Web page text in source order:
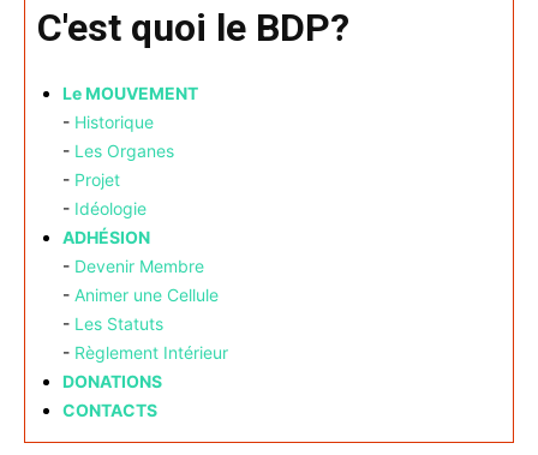
C'est quoi le BDP?
Le MOUVEMENT
- Historique
- Les Organes
- Projet
- Idéologie
ADHÉSION
- Devenir Membre
- Animer une Cellule
- Les Statuts
- Règlement Intérieur
DONATIONS
CONTACTS